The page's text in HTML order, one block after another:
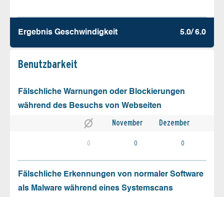
Ergebnis Geschw­indigkeit 5.0/ 6.0
Benutz­barkeit
Fälschliche Warnungen oder Blockierungen
während des Besuchs von Webseiten
November Dezember
0 0 0
Fälschliche Erkennungen von normaler Software
als Malware während eines Systemscans